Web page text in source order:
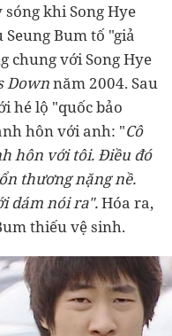
khi Song Hye
Bum tố "giả
chung với Song Hye
Downnăm 2004. Sau
hé lộ "quốc bảo
hôn với anh: "Cô
hôn với tôi. Điều đó
thương nặng nề.
dám nói ra".Hóa ra,
thiếu vệ sinh.